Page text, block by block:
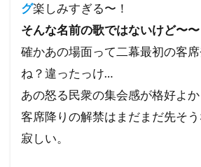
グ楽しみすぎる〜！
そんな名前の歌ではないけど〜〜
確かあの場面って二幕最初の客
ね？違ったっけ…
あの怒る民衆の集会感が格好よ
客席降りの解禁はまだまだ先そ
寂しい。